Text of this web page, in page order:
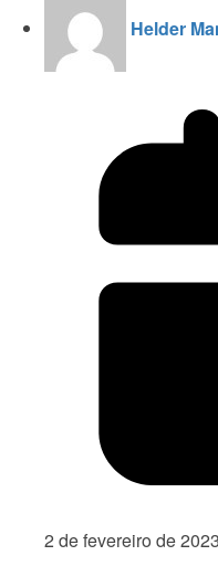
Helder
2 de fevereiro de